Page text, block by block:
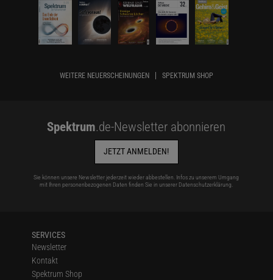
WEITERE NEUERSCHEINUNGEN SPEKTRUM SHOP
Spektrum.de-Newsletter abonnieren
JETZT ANMELDEN!
Sie können unsere Newsletter jederzeit wieder abbestellen. Infos zu unserem Umgang
mit Ihren personenbezogenen Daten finden Sie in unserer Datenschutzerklärung
SERVICES
Newsletter
Kontakt
Spektrum Shop